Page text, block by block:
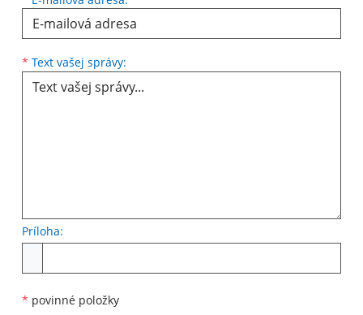
* Text vašej správy:
Príloha:
* povinné položky